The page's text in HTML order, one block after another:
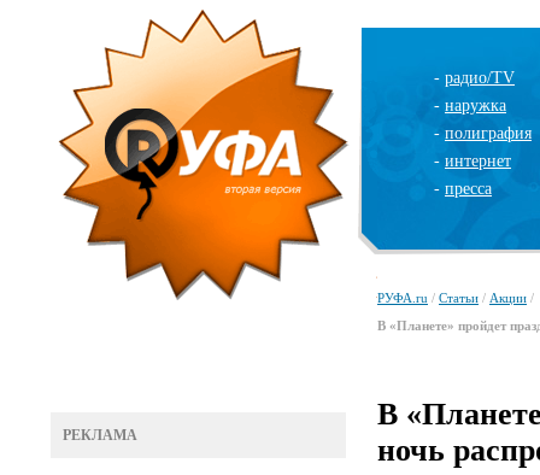
- радио/TV
- наружка
- полиграфия
- интернет
- пресса
РЕКЛАМА
РУФА.ru / Статьи / Акции /
В «Планете» пройдет
В
ночь